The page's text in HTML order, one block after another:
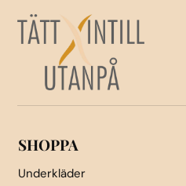
SHOPPA
Underkläder